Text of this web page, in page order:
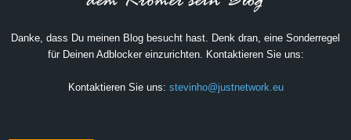
Danke, dass Du meinen Blog besucht hast. Denk dran, eine Sonderregel
für Deinen Adblocker einzurichten. Kontaktieren Sie uns:
Kontaktieren Sie uns: stevinho@justnetwork.eu